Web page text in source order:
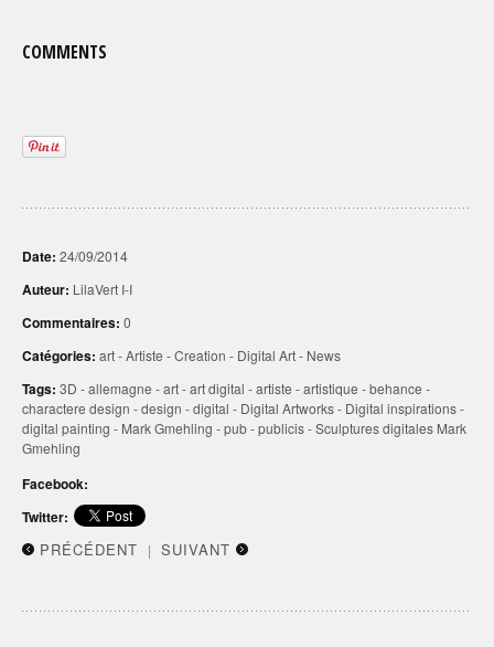
COMMENTS
Date: 24/09/2014
Auteur: LilaVert I-I
Commentaires: 0
Catégories: art-Artiste -Creation - Digital Art- News
Tags: 3D -allemagne -art-art digital -artiste -artistique -behance -
charactere design -design -digital - Digital Artworks- Digital inspirations-
digital painting - Mark Gmehling -pub-publicis-Sculptures digitales Mark
Gmehling
Facebook:
Twitter:
PRÉCÉDENT | SUIVANT